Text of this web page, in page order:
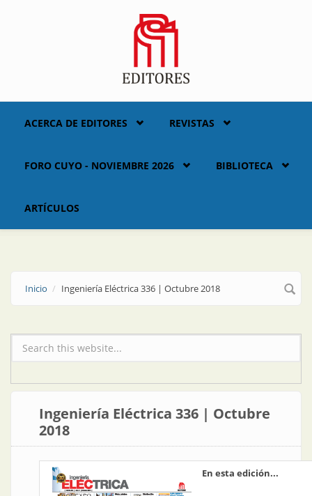
ACERCA DE EDITORES REVISTAS
FORO CUYO - NOVIEMBRE 2026 BIBLIOTECA
ARTÍCULOS
Inicio Ingeniería Eléctrica 336 | Octubre 2018
Formulario de búsqueda
Ingeniería Eléctrica 336 | Octubre
2018
En esta edición...